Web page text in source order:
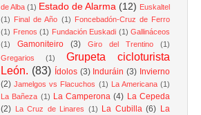
de Alba (1) Estado de Alarma (12) Euskaltel
(1) Final de Año (1) Foncebadón-Cruz de Ferro
(1) Frenos (1) Fundación Euskadi (1) Gallináceos
(1)
Gamoniteiro (3) Giro del Trentino
(1)
Gregarios
(1)
Grupeta cicloturista
León. (83) Ídolos (3) Induráin (3) Invierno
(2) Jamelgos vs Flacuchos (1) La Americana (1)
La Bañeza (1) La Camperona (4) La Cepeda
(2) La Cruz de Linares (1) La Cubilla (6) La